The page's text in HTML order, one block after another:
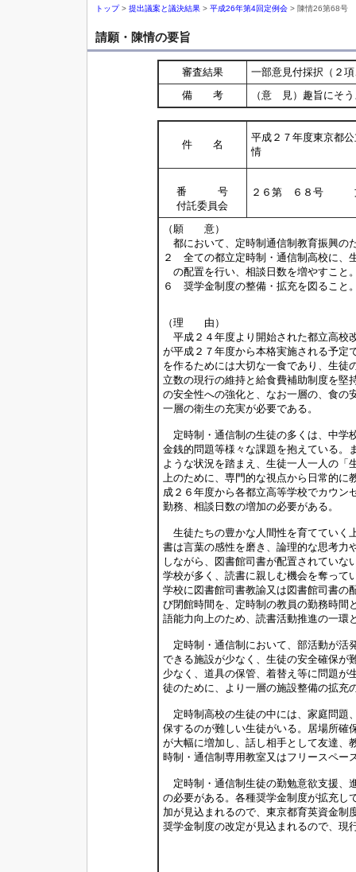
トップ> 提出議案と議決結果 > 平成26年第4回定例会 > 陳情26第68号
請願・陳情の要旨
審査結果
一部意見付採択（２
備 考
（意 見）趣旨にそ
件 名
平成２７年度東京都
情
番 号
付託委員会
２６第 ６８号
（願 意）
都において、定時制通信制教育振興の
２ 全ての都立定時制・通信制高校に、
の配置を行い、相談日数を増やすこと
６ 奨学金制度の整備・拡充を図ること
（理 由）
平成２４年度より開始された都立高校
が平成２７年度から本格実施される予定
を作るためには大切な一食であり、生徒
立数の現行の維持と給食費補助制度を堅
の安全性への強化と、なお一層の、食の
一層の衛生の充実が必要である。
定時制・通信制の生徒の多くは、中学
金銭的問題等様々な課題を抱えている。
ような状況を踏まえ、生徒一人一人の「
上のために、専門的な視点から日常的に
成２６年度から各都立高等学校でカウン
勤務、相談日数の増加の必要がある。
生徒たちの豊かな人間性を育てていく
書は言葉の感性を磨き、論理的な思考力
しながら、図書館司書が配置されていな
学校が多く、読書に親しむ機会を奪って
学校に図書館司書教諭又は図書館司書の
び閉館時間を、定時制の教員の勤務時間
語能力向上のため、読書活動推進の一環
定時制・通信制において、部活動が活
できる施設が少なく、生徒の安全確保が
少なく、道具の保管、着替え等に問題が
徒のために、より一層の施設整備の拡充
定時制高校の生徒の中には、家庭問題
保するのが難しい生徒がいる。居場所確
が大幅に増加し、話し相手として友達、
時制・通信制専用教室又はフリースペー
定時制・通信制生徒の勤勉意欲支援、
の必要がある。各種奨学金制度が拡充し
加が見込まれるので、東京都育英資金制
奨学金制度の改定が見込まれるので、現